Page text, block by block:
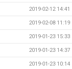
2019-02-12 14:41
2019-02-08 11:19
2019-01-23 15:33
2019-01-23 14:37
2019-01-23 10:14